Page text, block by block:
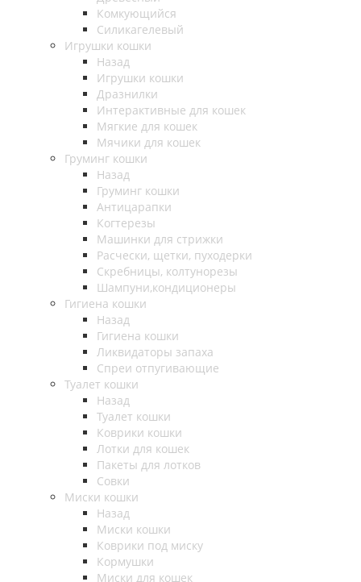
Комкующийся
Силикагелевый
Игрушки кошки
Назад
Игрушки кошки
Дразнилки
Интерактивные для кошек
Мягкие для кошек
Мячики для кошек
Груминг кошки
Назад
Груминг кошки
Антицарапки
Когтерезы
Машинки для стрижки
Расчески, щетки, пуходерки
Скребницы, колтунорезы
Шампуни,кондиционеры
Гигиена кошки
Назад
Гигиена кошки
Ликвидаторы запаха
Спреи отпугивающие
Туалет кошки
Назад
Туалет кошки
Коврики кошки
Лотки для кошек
Пакеты для лотков
Совки
Миски кошки
Назад
Миски кошки
Коврики под миску
Кормушки
Миски для кошек